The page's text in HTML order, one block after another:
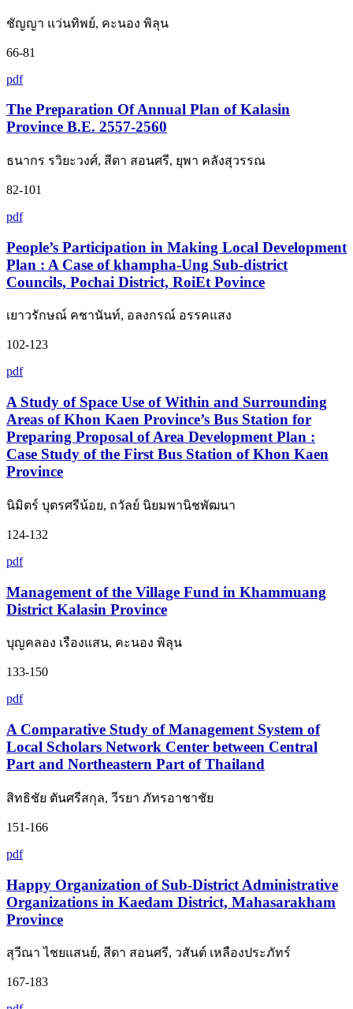
ชัญญา แว่นทิพย์, คะนอง พิลุน
66-81
pdf
The Preparation Of Annual Plan of Kalasin
Province B.E. 2557-2560
ธนากร รวิยะวงศ์, สีดา สอนศรี, ยุพา คลังสุวรรณ
82-101
pdf
People’s Participation in Making Local Development
Plan : A Case of khampha-Ung Sub-district
Councils, Pochai District, RoiEt Povince
เยาวรักษณ์ คชานันท์, อลงกรณ์ อรรคแสง
102-123
pdf
A Study of Space Use of Within and Surrounding
Areas of Khon Kaen Province’s Bus Station for
Preparing Proposal of Area Development Plan :
Case Study of the First Bus Station of Khon Kaen
Province
นิมิตร์ บุตรศรีน้อย, ถวัลย์ นิยมพานิชพัฒนา
124-132
pdf
Management of the Village Fund in Khammuang
District Kalasin Province
บุญคลอง เรืองแสน, คะนอง พิลุน
133-150
pdf
A Comparative Study of Management System of
Local Scholars Network Center between Central
Part and Northeastern Part of Thailand
สิทธิชัย ตันศรีสกุล, วีรยา ภัทรอาชาชัย
151-166
pdf
Happy Organization of Sub-District Administrative
Organizations in Kaedam District, Mahasarakham
Province
สุวีณา ไชยแสนย์, สีดา สอนศรี, วสันต์ เหลืองประภัทร์
167-183